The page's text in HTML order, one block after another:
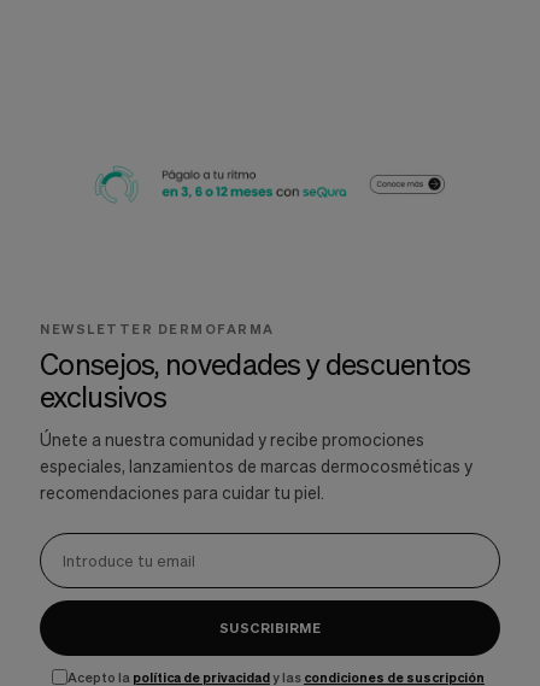
NEWSLETTER DERMOFARMA
Consejos, novedades y descuentos
exclusivos
Únete a nuestra comunidad y recibe promociones
especiales, lanzamientos de marcas dermocosméticas y
recomendaciones para cuidar tu piel.
SUSCRIBIRME
Acepto la política de privacidady las condiciones de suscripción